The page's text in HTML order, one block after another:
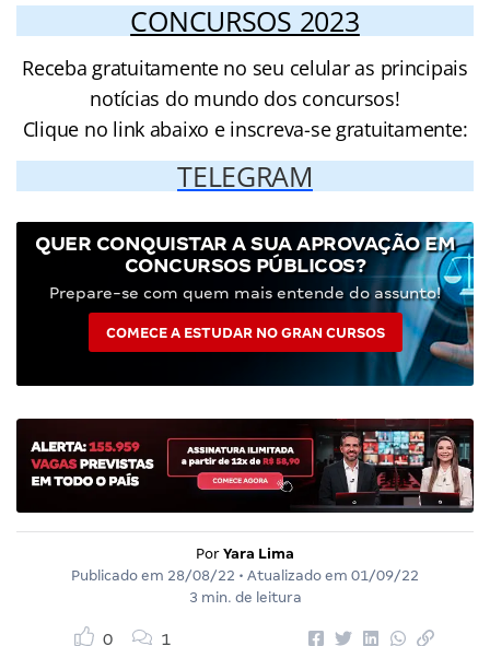
CONCURSOS 2023
Receba gratuitamente no seu celular as principais
notícias do mundo dos concursos!
Clique no link abaixo e inscreva-se gratuitamente:
TELEGRAM
QUER CONQUISTAR A SUA APROVAÇÃO EM
CONCURSOS PÚBLICOS?
Prepare-se com quem mais entende do assunto!
COMECE A ESTUDAR NO GRAN CURSOS
Por Yara Lima
Publicado em 28/08/22 • Atualizado em 01/09/22
3 min. de leitura
0 1